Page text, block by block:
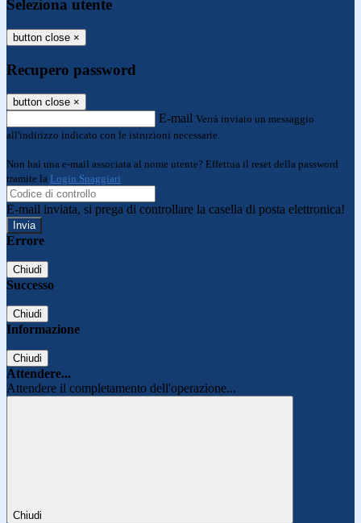
Seleziona utente
button close ×
Recupero password
button close ×
E-mail Verrà inviato un messaggio
all'indirizzo indicato con le istruzioni necessarie.
Non hai una e-mail associata al nome utente? Effettua il reset della password
tramite la Login Spaggiari
E-mail inviata, si prega di controllare la casella di posta elettronica!
Errore
Chiudi
Successo
Chiudi
Informazione
Chiudi
Attendere...
Attendere il completamento dell'operazione...
Chiudi